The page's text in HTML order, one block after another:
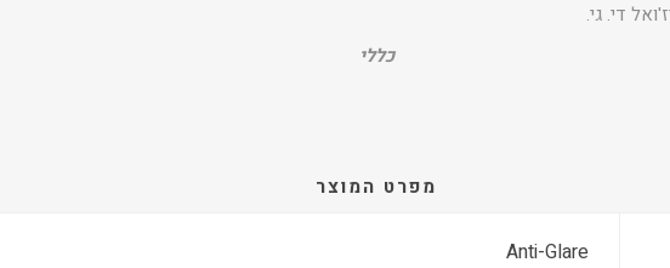
די. גי.
כללי
מפרט המוצר
Anti-Glare